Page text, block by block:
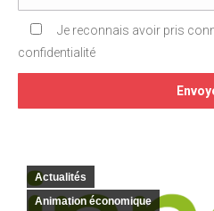
Je reconnais avoir pris
confidentialité
Actualités
Animation économique